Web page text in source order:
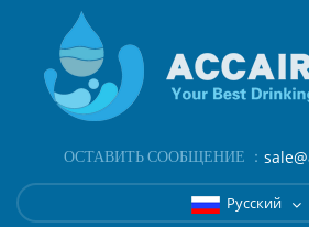
ОСТАВИТЬ СООБЩЕНИЕ ：
Русский